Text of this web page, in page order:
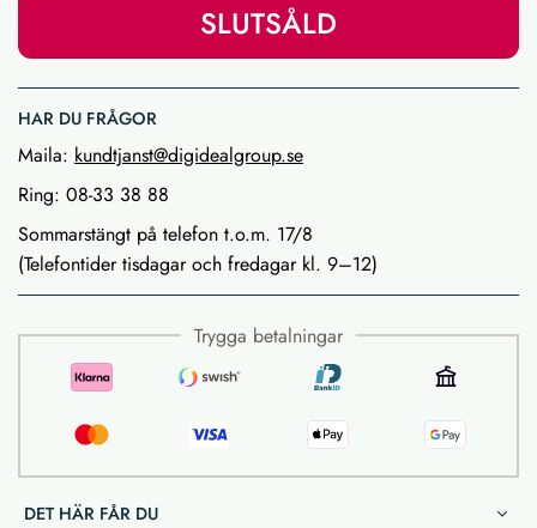
SLUTSÅLD
HAR DU FRÅGOR
Maila: kundtjanst@digidealgroup.se
Ring: 08-33 38 88
Sommarstängt på telefon t.o.m. 17/8
(Telefontider tisdagar och fredagar kl. 9–12)
Trygga betalningar
DET HÄR FÅR DU